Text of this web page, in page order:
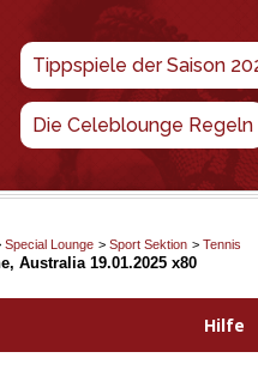
Tippspiele der Saison
Die Celeblounge Regeln
Special Lounge > Sport Sektion > Tennis
Australia 19.01.2025 x80
Hilfe